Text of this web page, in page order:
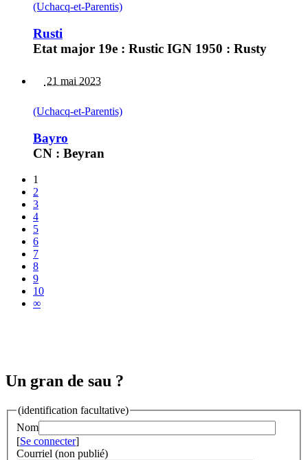
(Uchacq-et-Parentis)
Rusti
Etat major 19e : Rustic IGN 1950 : Rusty
21 mai 2023
(Uchacq-et-Parentis)
Bayro
CN : Beyran
1
2
3
4
5
6
7
8
9
10
∞
Un gran de sau ?
(identification facultative)
Nom
[Se connecter]
Courriel (non publié)